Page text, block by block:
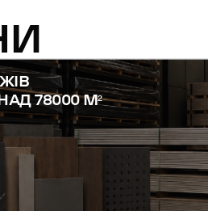
78000 М²